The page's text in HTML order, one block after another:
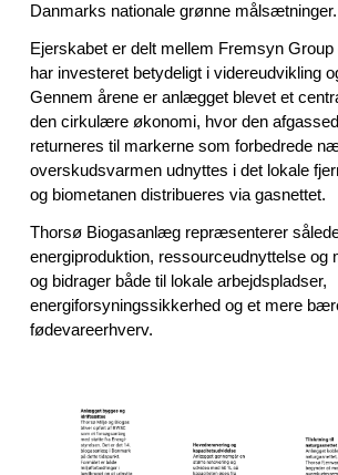
Danmarks nationale grønne målsætninger.
Ejerskabet er delt mellem Fremsyn Group
har investeret betydeligt i videreudvikling
Gennem årene er anlægget blevet et
den cirkulære økonomi, hvor den
returneres til markerne som forbedrede
overskudsvarmen udnyttes i det lokale
og biometanen distribueres via gasnettet.
Thorsø Biogasanlæg repræsenterer
energiproduktion, ressourceudnyttelse og
og bidrager både til lokale arbejdspladser,
energiforsyningssikkerhed og et mere
fødevareerhverv.